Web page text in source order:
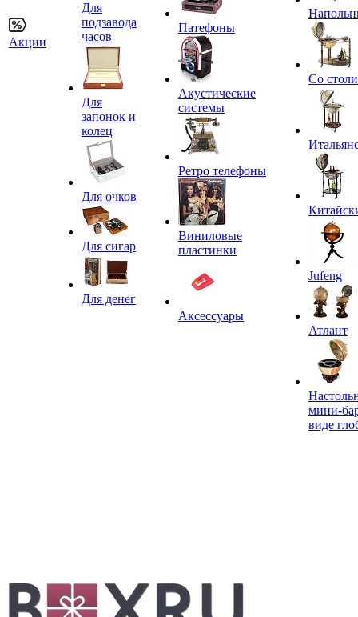
Акции
Для
подзавода
часов
Для
запонок и
колец
Для очков
Для сигар
Для денег
Патефоны
Акустические
системы
Ретро телефоны
Виниловые
пластинки
Аксессуары
Со
Jufeng
Атлант
мини-
виде